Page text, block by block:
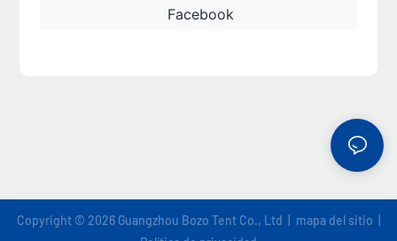
Facebook
Copyright © 2026 Guangzhou Bozo Tent Co., Ltd | mapa del sitio